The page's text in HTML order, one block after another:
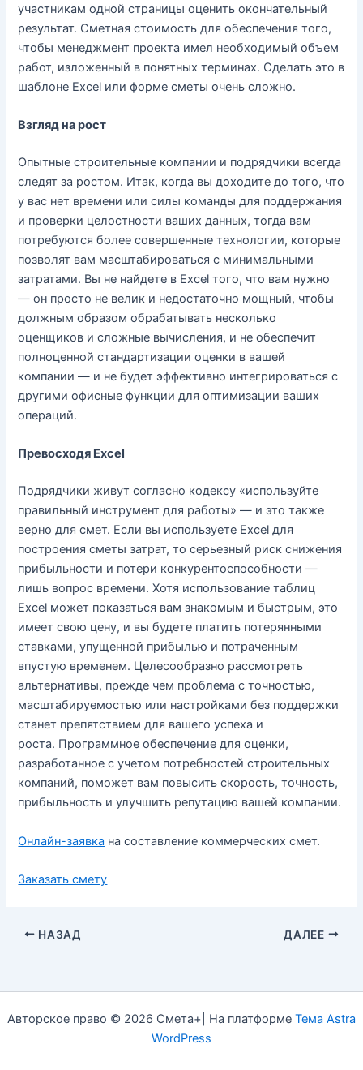
участникам одной страницы оценить окончательный
результат. Сметная стоимость для обеспечения того,
чтобы менеджмент проекта имел необходимый объем
работ, изложенный в понятных терминах. Сделать это в
шаблоне Excel или форме сметы очень сложно.
Взгляд на рост
Опытные строительные компании и подрядчики всегда
следят за ростом. Итак, когда вы доходите до того, что
у вас нет времени или силы команды для поддержания
и проверки целостности ваших данных, тогда вам
потребуются более совершенные технологии, которые
позволят вам масштабироваться с минимальными
затратами. Вы не найдете в Excel того, что вам нужно
— он просто не велик и недостаточно мощный, чтобы
должным образом обрабатывать несколько
оценщиков и сложные вычисления, и не обеспечит
полноценной стандартизации оценки в вашей
компании — и не будет эффективно интегрироваться с
другими офисные функции для оптимизации ваших
операций.
Превосходя Excel
Подрядчики живут согласно кодексу «используйте
правильный инструмент для работы» — и это также
верно для смет. Если вы используете Excel для
построения сметы затрат, то серьезный риск снижения
прибыльности и потери конкурентоспособности —
лишь вопрос времени. Хотя использование таблиц
Excel может показаться вам знакомым и быстрым, это
имеет свою цену, и вы будете платить потерянными
ставками, упущенной прибылью и потраченным
впустую временем. Целесообразно рассмотреть
альтернативы, прежде чем проблема с точностью,
масштабируемостью или настройками без поддержки
станет препятствием для вашего успеха и
роста. Программное обеспечение для оценки,
разработанное с учетом потребностей строительных
компаний, поможет вам повысить скорость, точность,
прибыльность и улучшить репутацию вашей компании.
Онлайн-заявка на составление коммерческих смет.
Заказать смету
НАЗАД ДАЛЕЕ
Авторское право © 2026 Смета+| На платформе Тема Astra
WordPress